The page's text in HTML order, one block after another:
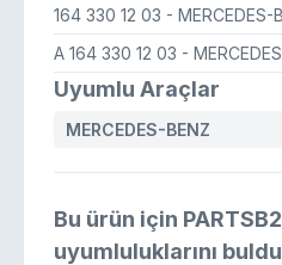
164 330 12 03 - MERCEDES-
A 164 330 12 03 -
Uyumlu Araçlar
MERCEDES-BENZ
Bu ürün için
uyumluluklarını